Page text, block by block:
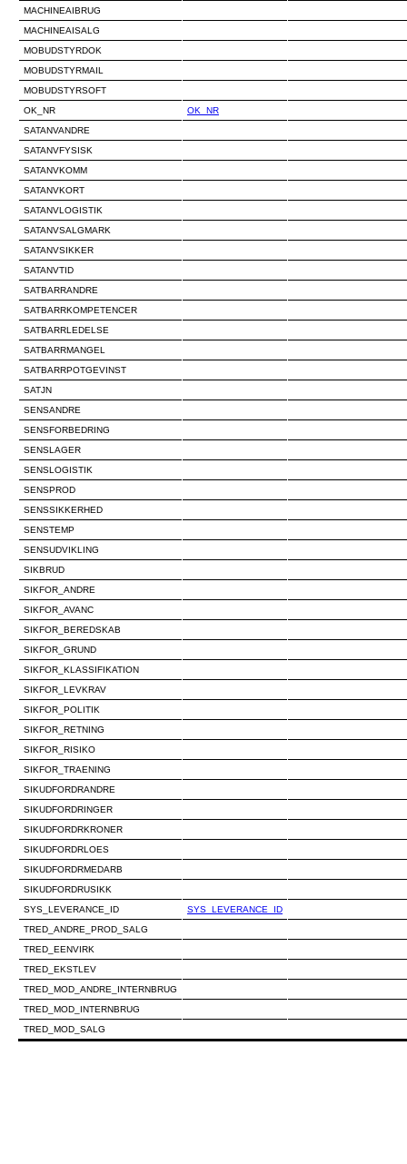
MACHINEAIBRUG
MACHINEAISALG
MOBUDSTYRDOK
MOBUDSTYRMAIL
MOBUDSTYRSOFT
OK_NR
OK_NR
SATANVANDRE
SATANVFYSISK
SATANVKOMM
SATANVKORT
SATANVLOGISTIK
SATANVSALGMARK
SATANVSIKKER
SATANVTID
SATBARRANDRE
SATBARRKOMPETENCER
SATBARRLEDELSE
SATBARRMANGEL
SATBARRPOTGEVINST
SATJN
SENSANDRE
SENSFORBEDRING
SENSLAGER
SENSLOGISTIK
SENSPROD
SENSSIKKERHED
SENSTEMP
SENSUDVIKLING
SIKBRUD
SIKFOR_ANDRE
SIKFOR_AVANC
SIKFOR_BEREDSKAB
SIKFOR_GRUND
SIKFOR_KLASSIFIKATION
SIKFOR_LEVKRAV
SIKFOR_POLITIK
SIKFOR_RETNING
SIKFOR_RISIKO
SIKFOR_TRAENING
SIKUDFORDRANDRE
SIKUDFORDRINGER
SIKUDFORDRKRONER
SIKUDFORDRLOES
SIKUDFORDRMEDARB
SIKUDFORDRUSIKK
SYS_LEVERANCE_ID
SYS_LEVERANCE_ID
TRED_ANDRE_PROD_SALG
TRED_EENVIRK
TRED_EKSTLEV
TRED_MOD_ANDRE_INTERNBRUG
TRED_MOD_INTERNBRUG
TRED_MOD_SALG